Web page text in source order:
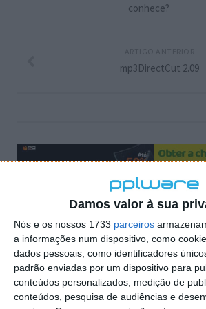
Damos valor à sua
Nós e os nossos 1733 parceiros
a informações num dispositivo, como
dados pessoais, como identificadores
padrão enviadas por um dispositivo para
conteúdos personalizados, medição de
conteúdos, pesquisa de audiências e
conhece?
mp3DirectCut 2.09
Comentários 25